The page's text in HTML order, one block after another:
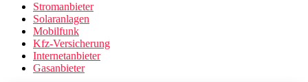
Stromanbieter
Solaranlagen
Mobilfunk
Kfz-Versicherung
Internetanbieter
Gasanbieter